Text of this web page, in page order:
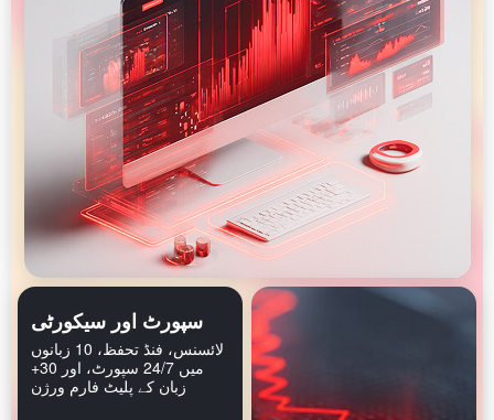
سپورٹ اور سیکورٹی
لائسنس، فنڈ تحفظ، 10 زبانوں
میں 24/7 سپورٹ، اور 30+
زبان کے پلیٹ فارم ورژن